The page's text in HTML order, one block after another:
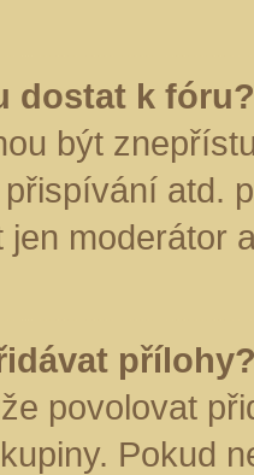
dostat k fóru?
být
atd.
moderátor
povolovat
Pokud